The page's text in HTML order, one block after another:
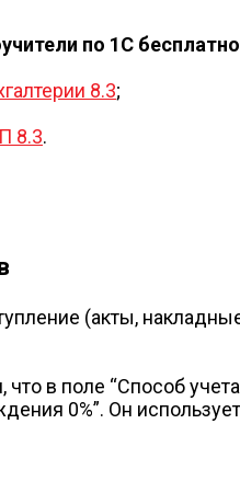
по 1С
8.3;
8.3.
(акты,
в поле “Способ
0%”. Он